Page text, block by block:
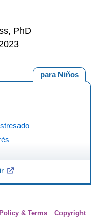
PhD
para Niños
& Terms
Copyright